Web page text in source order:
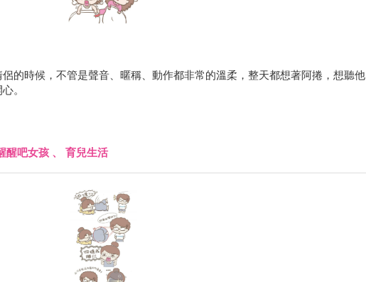
的時候，不管是聲音、暱稱、動作都非常的溫柔，整天都想著阿捲，想聽他
。
醒吧女孩 、 育兒生活